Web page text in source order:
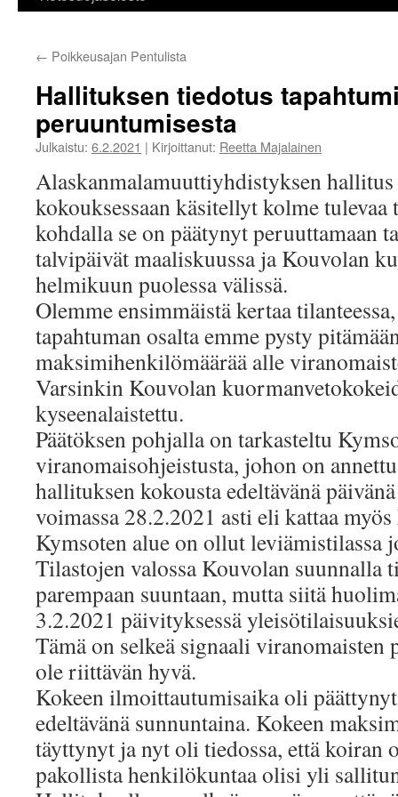
← Poikkeusajan Pentulista
Hallituksen tiedotus
peruuntumisesta
Julkaistu: 6.2.2021 | Kirjoittanut: Reetta Majalainen
Alaskanmalamuuttiyhdistyksen
kokouksessaan käsitellyt kolme tulevaa
kohdalla se on päätynyt peruuttamaan
talvipäivät maaliskuussa ja Kouvolan
helmikuun puolessa välissä.
Olemme ensimmäistä kertaa
tapahtuman osalta emme pysty
maksimihenkilömäärää alle
Varsinkin Kouvolan
kyseenalaistettu.
Päätöksen pohjalla on tarkasteltu
viranomaisohjeistusta, johon on
hallituksen kokousta edeltävänä
voimassa 28.2.2021 asti eli kattaa
Kymsoten alue on ollut leviämistilassa
Tilastojen valossa Kouvolan suunnalla
parempaan suuntaan, mutta siitä
3.2.2021 päivityksessä
Tämä on selkeä signaali viranomaisten
ole riittävän hyvä.
Kokeen ilmoittautumisaika oli
edeltävänä sunnuntaina. Kokeen
täyttynyt ja nyt oli tiedossa, että koiran
pakollista henkilökuntaa olisi yli